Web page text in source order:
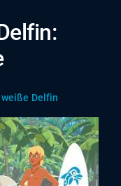
weiße Delfin